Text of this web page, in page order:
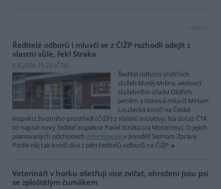
reklama
Ředitelé odborů i mluvčí se z ČIŽP rozhodli odejít z
vlastní vůle, řekl Straka
6.8.2026 15:22 (ČTK)
Ředitel odboru vnitřních
služeb Matěj Mrlina, vedoucí
služebního úřadu Oldřich
Jarolím a tisková mluvčí Miriam
Loužecká končí na České
inspekci životního prostředí (ČIŽP) z vlastní iniciativy. Na dotaz ČTK
to napsal nový ředitel inspekce Pavel Straka (za Motoristy). O jejich
plánovaných odchodech informovaly v pondělí Seznam Zprávy.
Podle něj tak končí dva z pěti ředitelů odborů na ČIŽP.
Veterináři v horku ošetřují více zvířat, ohrožení jsou psi
se zploštělým čumákem